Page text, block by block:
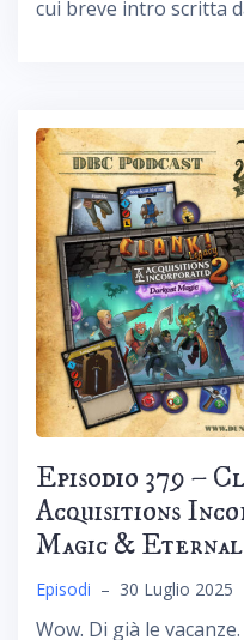
cui breve intro scritta
Episodio 379 –
Acquisitions
Magic & Eternal
Episodi – 30 Luglio 2025
Wow. Di già le